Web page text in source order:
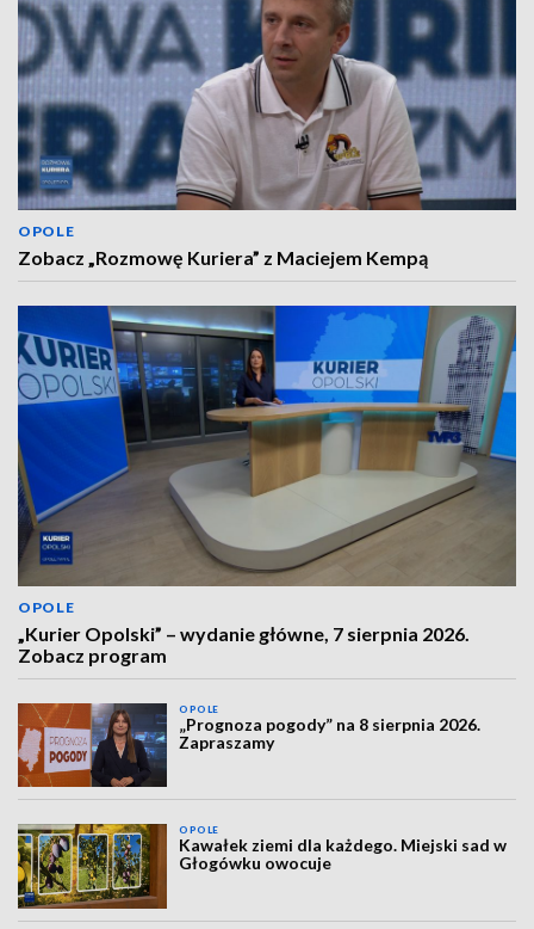
OPOLE
Zobacz „Rozmowę Kuriera” z Maciejem Kempą
OPOLE
„Kurier Opolski” – wydanie główne, 7 sierpnia 2026.
Zobacz program
OPOLE
„Prognoza pogody” na 8 sierpnia 2026.
Zapraszamy
OPOLE
Kawałek ziemi dla każdego. Miejski sad w
Głogówku owocuje